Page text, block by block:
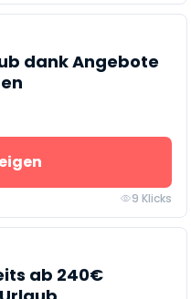
dank Angebote
9 Klicks
ab 240€